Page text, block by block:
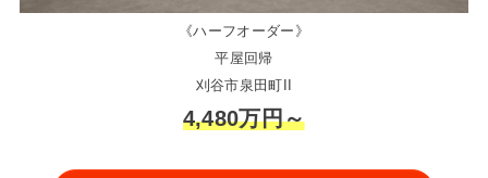
《ハーフオーダー》
平屋回帰
刈谷市泉田町II
4,480万円～